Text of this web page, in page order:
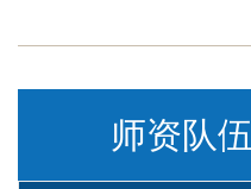
师资队伍